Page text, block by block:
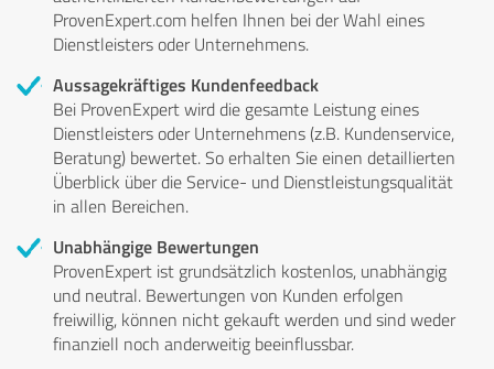
ProvenExpert.com helfen Ihnen bei der Wahl eines
Dienstleisters oder Unternehmens.
Aussagekräftiges Kundenfeedback
Bei ProvenExpert wird die gesamte Leistung eines
Dienstleisters oder Unternehmens (z.B. Kundenservice,
Beratung) bewertet. So erhalten Sie einen detaillierten
Überblick über die Service- und Dienstleistungsqualität
in allen Bereichen.
Unabhängige Bewertungen
ProvenExpert ist grundsätzlich kostenlos, unabhängig
und neutral. Bewertungen von Kunden erfolgen
freiwillig, können nicht gekauft werden und sind weder
finanziell noch anderweitig beeinflussbar.